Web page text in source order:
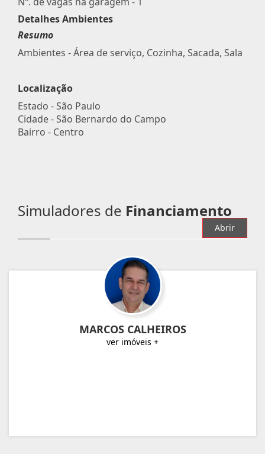
Detalhes Ambientes
Resumo
Ambientes - Área de serviço, Cozinha, Sacada, Sala
Localização
Estado -São Paulo
Cidade -São Bernardo do Campo
Bairro - Centro
Simuladores de Financiamento
Abrir
MARCOS CALHEIROS
ver imóveis +